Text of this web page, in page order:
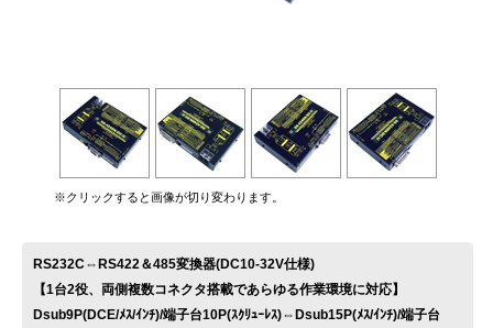
※クリックすると画像が切り変わります。
RS232C⇔RS422＆485変換器(DC10-32V仕様)
【1台2役、両側複数コネクタ搭載であらゆる作業環境に対応】
Dsub9P(DCE/ﾒｽ/ｲﾝﾁ)/端子台10P(ｽｸﾘｭｰﾚｽ)⇔Dsub15P(ﾒｽ/ｲﾝﾁ)/端子台